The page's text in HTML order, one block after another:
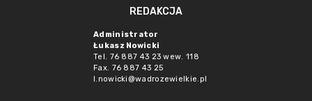
REDAKCJA
Administrator
Łukasz Nowicki
Tel. 76 887 43 23 wew. 118
Fax. 76 887 43 25
l.nowicki@wadrozewielkie.pl